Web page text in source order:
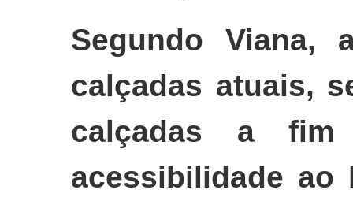
Segundo Viana,
calçadas atuais,
calçadas a fim
acessibilidade ao